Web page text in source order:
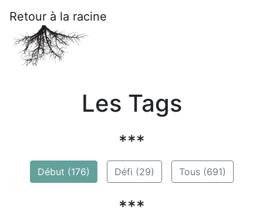
Retour à la racine
Les Tags
***
Début (176) Défi (29) Tous (691)
***